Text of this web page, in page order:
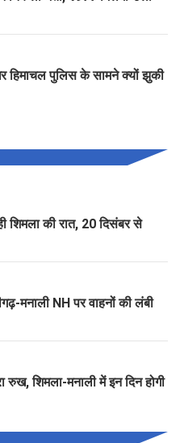
हिमाचल पुलिस के सामने क्यों झुकी
शिमला की रात, 20 दिसंबर से
मनाली NH पर वाहनों की लंबी
रुख, शिमला-मनाली में इन दिन होगी